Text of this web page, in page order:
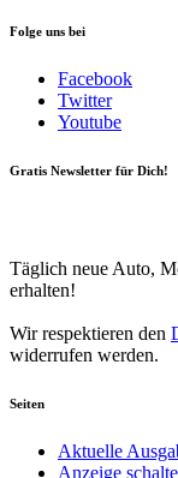
Folge uns bei
Facebook
Twitter
Youtube
Gratis Newsletter für Dich!
Täglich neue Auto,
erhalten!
Wir respektieren den
widerrufen werden.
Seiten
Aktuelle
Anzeige